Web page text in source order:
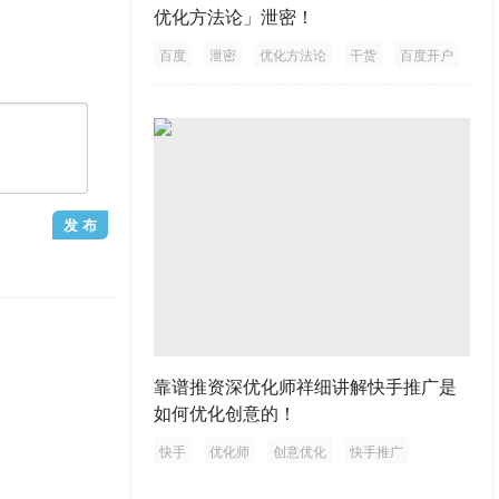
优化方法论」泄密！
百度 泄密 优化方法论 干货 百度开户
靠谱推资深优化师祥细讲解快手推广是
如何优化创意的！
快手 优化师 创意优化 快手推广